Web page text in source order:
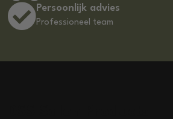
Persoonlijk advies
Professioneel team